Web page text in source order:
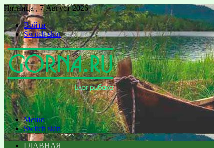
Пятница , 7 Август 2026
Войти
Switch skin
Меню
Switch skin
ГЛАВНАЯ